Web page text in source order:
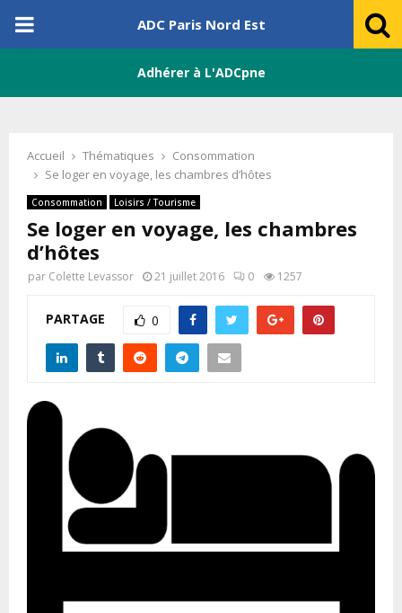
PRIMARY
ADC Paris Nord Est
Adhérer à L'ADCpne
Accueil Thématiques
Consommation
Se loger en voyage, les chambres d’hôtes
Consommation Loisirs / Tourisme
Se loger en voyage, les chambres
d’hôtes
par Colette Levassor 21 juillet 2016 0 1257
PARTAGE 0